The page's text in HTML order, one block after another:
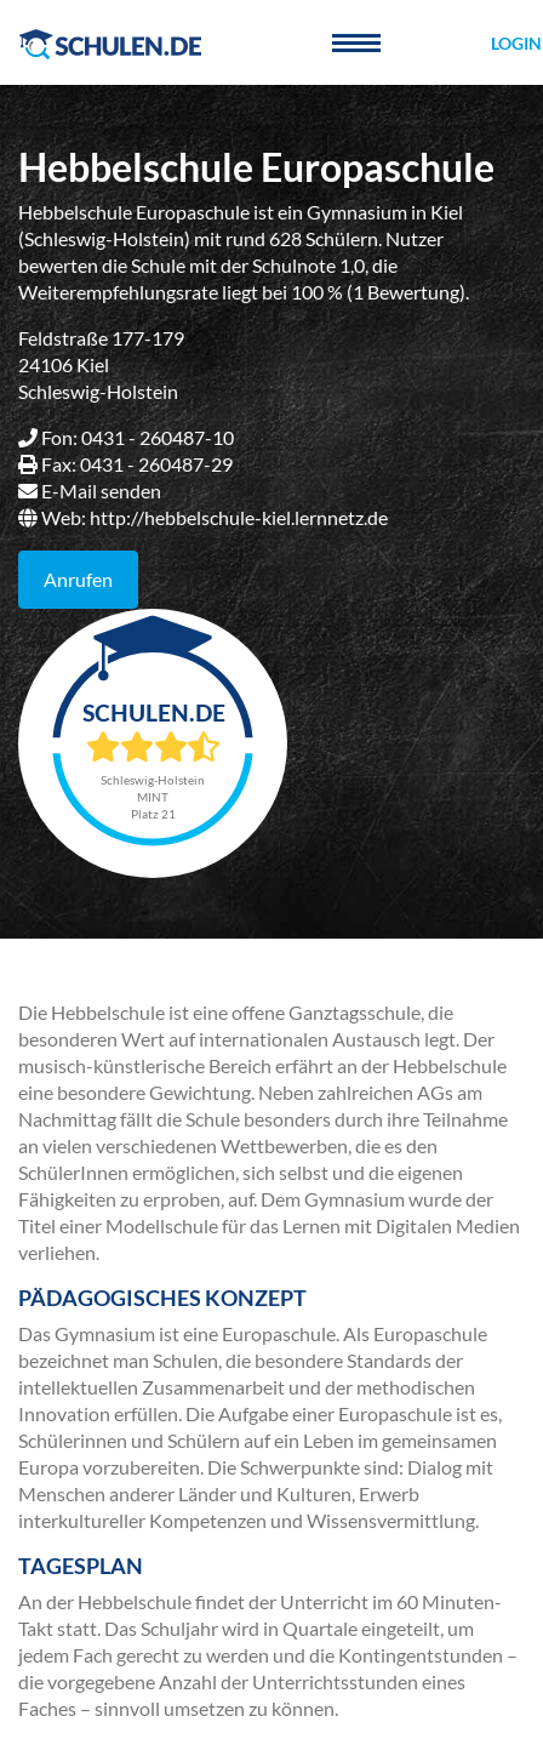
LOGIN
Hebbelschule Europaschule
Hebbelschule Europaschule ist ein Gymnasium in Kiel
(Schleswig-Holstein) mit rund 628 Schülern. Nutzer
bewerten die Schule mit der Schulnote 1,0, die
Weiterempfehlungsrate liegt bei 100 % (1 Bewertung).
Feldstraße 177-179
24106 Kiel
Schleswig-Holstein
Fon: 0431 - 260487-10
Fax: 0431 - 260487-29
E-Mail senden
Web: http://hebbelschule-kiel.lernnetz.de
Anrufen
Schleswig-Holstein
MINT
Platz 21
Die Hebbelschule ist eine offene Ganztagsschule, die
besonderen Wert auf internationalen Austausch legt. Der
musisch-künstlerische Bereich erfährt an der Hebbelschule
eine besondere Gewichtung. Neben zahlreichen AGs am
Nachmittag fällt die Schule besonders durch ihre Teilnahme
an vielen verschiedenen Wettbewerben, die es den
SchülerInnen ermöglichen, sich selbst und die eigenen
Fähigkeiten zu erproben, auf. Dem Gymnasium wurde der
Titel einer Modellschule für das Lernen mit Digitalen Medien
verliehen.
PÄDAGOGISCHES KONZEPT
Das Gymnasium ist eine Europaschule. Als Europaschule
bezeichnet man Schulen, die besondere Standards der
intellektuellen Zusammenarbeit und der methodischen
Innovation erfüllen. Die Aufgabe einer Europaschule ist es,
Schülerinnen und Schülern auf ein Leben im gemeinsamen
Europa vorzubereiten. Die Schwerpunkte sind: Dialog mit
Menschen anderer Länder und Kulturen, Erwerb
interkultureller Kompetenzen und Wissensvermittlung.
TAGESPLAN
An der Hebbelschule findet der Unterricht im 60 Minuten-
Takt statt. Das Schuljahr wird in Quartale eingeteilt, um
jedem Fach gerecht zu werden und die Kontingentstunden –
die vorgegebene Anzahl der Unterrichtsstunden eines
Faches – sinnvoll umsetzen zu können.